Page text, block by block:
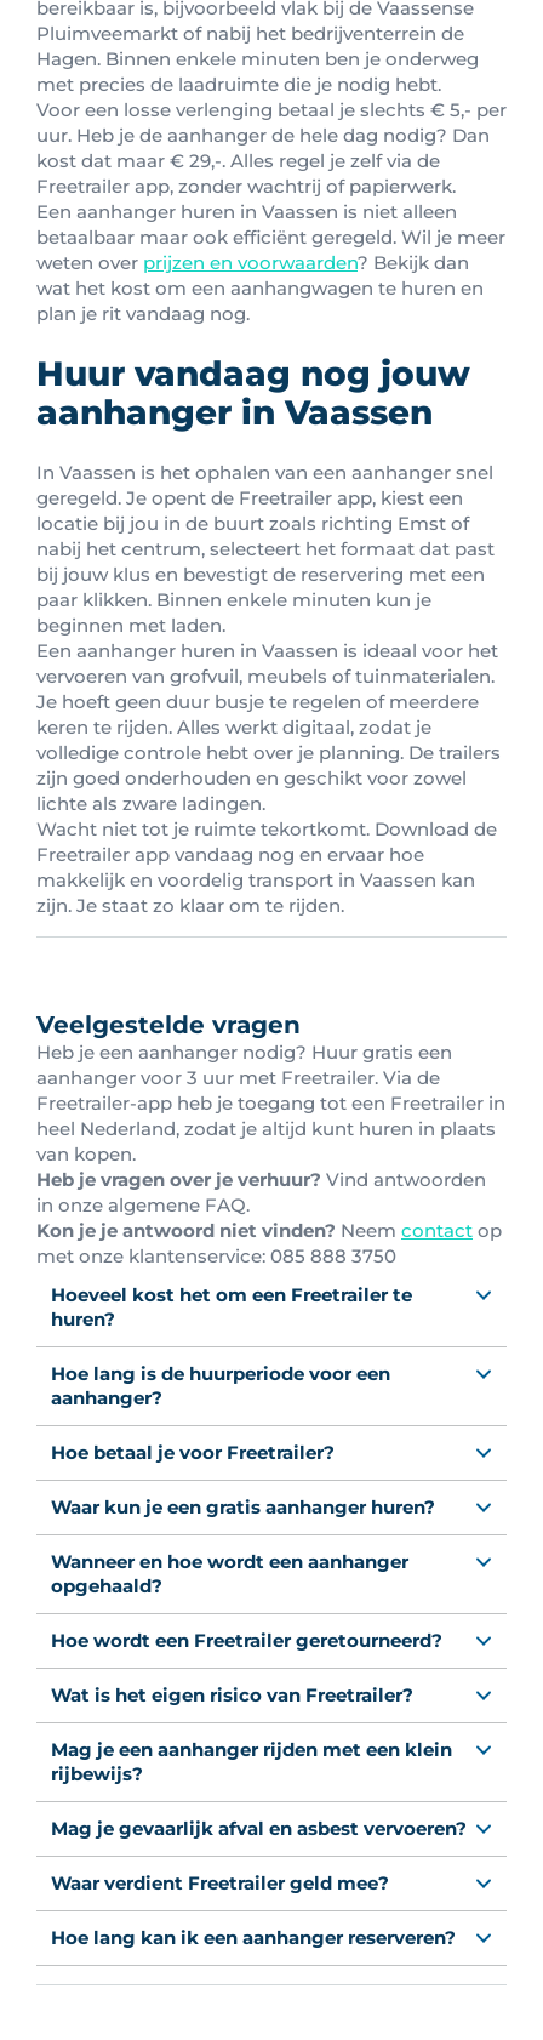
bereikbaar is, bijvoorbeeld vlak bij de Vaassense
Pluimveemarkt of nabij het bedrijventerrein de
Hagen. Binnen enkele minuten ben je onderweg
met precies de laadruimte die je nodig hebt.
Voor een losse verlenging betaal je slechts € 5,- per
uur. Heb je de aanhanger de hele dag nodig? Dan
kost dat maar € 29,-. Alles regel je zelf via de
Freetrailer app, zonder wachtrij of papierwerk.
Een aanhanger huren in Vaassen is niet alleen
betaalbaar maar ook efficiënt geregeld. Wil je meer
weten over prijzen en voorwaarden? Bekijk dan
wat het kost om een aanhangwagen te huren en
plan je rit vandaag nog.
Huur vandaag nog jouw
aanhanger in Vaassen
In Vaassen is het ophalen van een aanhanger snel
geregeld. Je opent de Freetrailer app, kiest een
locatie bij jou in de buurt zoals richting Emst of
nabij het centrum, selecteert het formaat dat past
bij jouw klus en bevestigt de reservering met een
paar klikken. Binnen enkele minuten kun je
beginnen met laden.
Een aanhanger huren in Vaassen is ideaal voor het
vervoeren van grofvuil, meubels of tuinmaterialen.
Je hoeft geen duur busje te regelen of meerdere
keren te rijden. Alles werkt digitaal, zodat je
volledige controle hebt over je planning. De trailers
zijn goed onderhouden en geschikt voor zowel
lichte als zware ladingen.
Wacht niet tot je ruimte tekortkomt. Download de
Freetrailer app vandaag nog en ervaar hoe
makkelijk en voordelig transport in Vaassen kan
zijn. Je staat zo klaar om te rijden.
Veelgestelde vragen
Heb je een aanhanger nodig? Huur gratis een
aanhanger voor 3 uur met Freetrailer. Via de
Freetrailer-app heb je toegang tot een Freetrailer in
heel Nederland, zodat je altijd kunt huren in plaats
van kopen.
Heb je vragen over je verhuur? Vind antwoorden
in onze algemene FAQ.
Kon je je antwoord niet vinden? Neem contact op
met onze klantenservice: 085 888 3750
Hoeveel kost het om een Freetrailer te
huren?
Hoe lang is de huurperiode voor een
aanhanger?
Hoe betaal je voor Freetrailer?
Waar kun je een gratis aanhanger huren?
Wanneer en hoe wordt een aanhanger
opgehaald?
Hoe wordt een Freetrailer geretourneerd?
Wat is het eigen risico van Freetrailer?
Mag je een aanhanger rijden met een klein
rijbewijs?
Mag je gevaarlijk afval en asbest vervoeren?
Waar verdient Freetrailer geld mee?
Hoe lang kan ik een aanhanger reserveren?